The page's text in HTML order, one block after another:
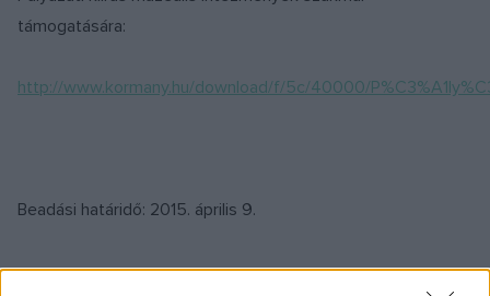
támogatására:
http://www.kormany.hu/download/f/5c/40000/
Beadási határidő: 2015. április 9.